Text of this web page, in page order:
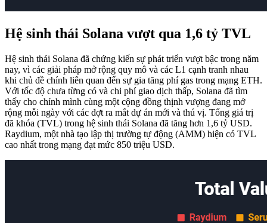
Hệ sinh thái Solana vượt qua 1,6 tỷ TVL
Hệ sinh thái Solana đã chứng kiến ​​sự phát triển vượt bậc trong năm
nay, vì các giải pháp mở rộng quy mô và các L1 cạnh tranh nhau
khi chủ đề chính liên quan đến sự gia tăng phí gas trong mạng ETH.
Với tốc độ chưa từng có và chi phí giao dịch thấp, Solana đã tìm
thấy cho chính mình cùng một cộng đồng thịnh vượng đang mở
rộng mỗi ngày với các đợt ra mắt dự án mới và thú vị. Tổng giá trị
đã khóa (TVL) trong hệ sinh thái Solana đã tăng hơn 1,6 tỷ USD.
Raydium, một nhà tạo lập thị trường tự động (AMM) hiện có TVL
cao nhất trong mạng đạt mức 850 triệu USD.